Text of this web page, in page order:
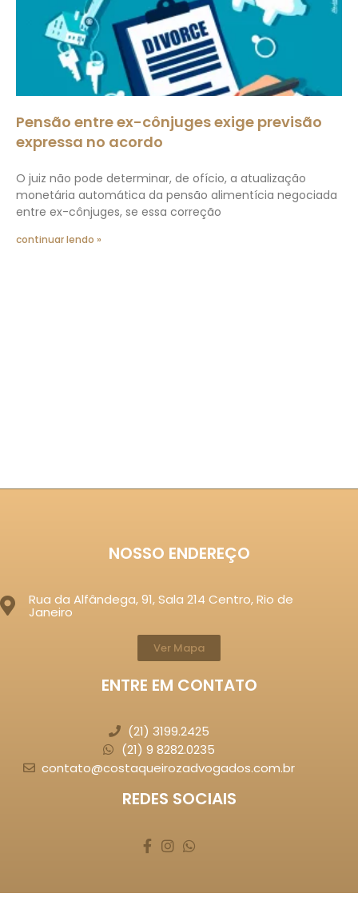
Pensão entre ex-cônjuges exige previsão
expressa no acordo
O juiz não pode determinar, de ofício, a atualização
monetária automática da pensão alimentícia negociada
entre ex-cônjuges, se essa correção
continuar lendo »
NOSSO ENDEREÇO
Rua da Alfândega, 91, Sala 214 Centro, Rio de
Janeiro
Ver Mapa
ENTRE EM CONTATO
(21) 3199.2425
(21) 9 8282.0235
contato@costaqueirozadvogados.com.br
REDES SOCIAIS